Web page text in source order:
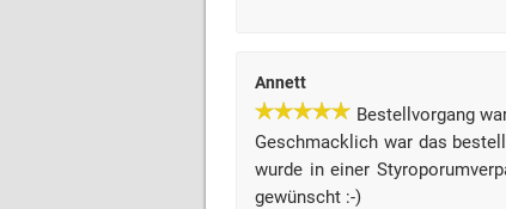
Annett
Bestellvorgang
Geschmacklich war das
wurde in einer
gewünscht :-)